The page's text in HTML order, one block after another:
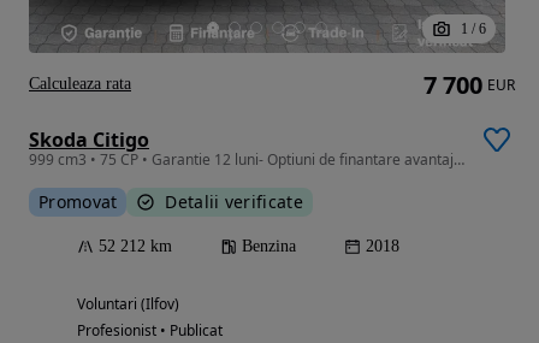
1 / 6
Skoda Citigo
999 cm3 • 75 CP • Garantie 12 luni- Optiuni de finantare avantajoase
Promovat Detalii verificate
52 212 km Benzina 2018
Voluntari (Ilfov)
Profesionist • Publicat
7 700 EUR
Calculeaza rata